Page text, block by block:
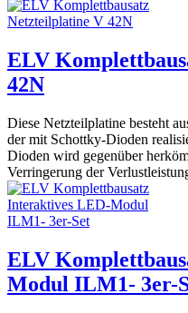
ELV
42N
Diese Netzteilplatine besteht
der mit Schottky-Dioden
Dioden wird gegenüber
Verringerung der
ELV
Modul ILM1- 3er-